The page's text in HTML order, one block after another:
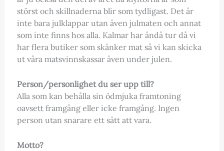
störst och skillnaderna blir som tydligast. Det är
inte bara julklappar utan även julmaten och annat
som inte finns hos alla. Kalmar har ändå tur då vi
har flera butiker som skänker mat så vi kan skicka
ut våra matsvinnskassar även under julen.
Person/personlighet du ser upp till?
Alla som kan behålla sin ödmjuka framtoning
oavsett framgång eller icke framgång. Ingen
person utan snarare ett sätt att vara.
Motto?